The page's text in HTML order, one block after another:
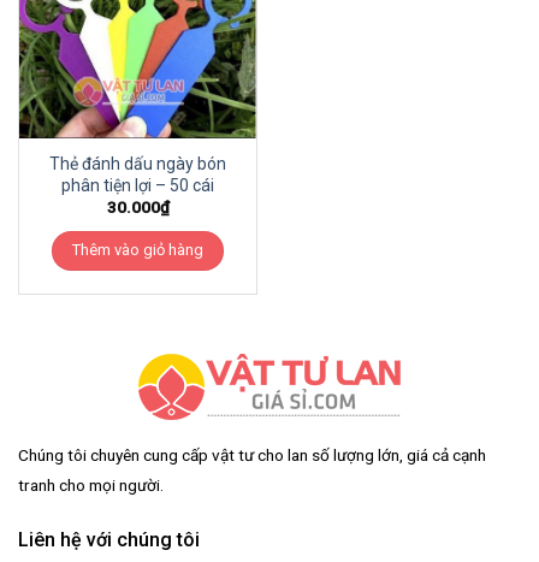
Thẻ đánh dấu ngày bón
phân tiện lợi – 50 cái
30.000₫
Thêm vào giỏ hàng
Chúng tôi chuyên cung cấp vật tư cho lan số lượng lớn, giá cả cạnh
tranh cho mọi người.
Liên hệ với chúng tôi